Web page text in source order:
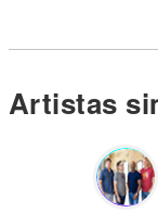
Artistas